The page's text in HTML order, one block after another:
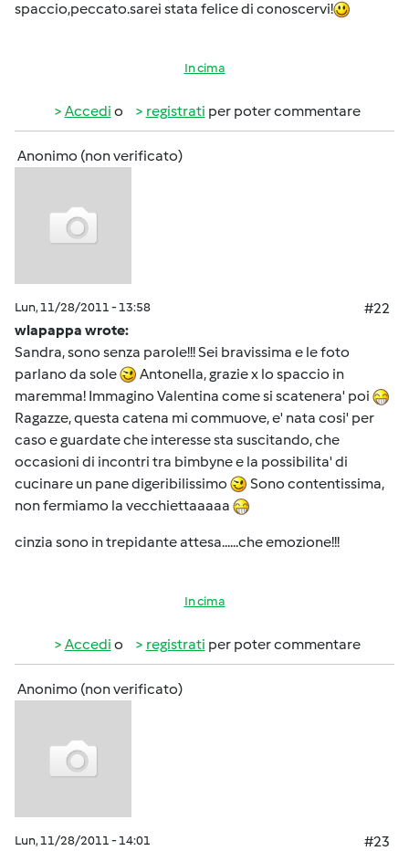
spaccio,peccato.sarei stata felice di conoscervi!
In cima
Accedi o registrati per poter commentare
Anonimo (non verificato)
Lun, 11/28/2011 - 13:58
#22
wlapappa wrote:
Sandra, sono senza parole!!! Sei bravissima e le foto
parlano da sole
Antonella, grazie x lo spaccio in
maremma! Immagino Valentina come si scatenera' poi
Ragazze, questa catena mi commuove, e' nata cosi' per
caso e guardate che interesse sta suscitando, che
occasioni di incontri tra bimbyne e la possibilita' di
cucinare un pane digeribilissimo
Sono contentissima,
non fermiamo la vecchiettaaaaa
cinzia sono in trepidante attesa......che emozione!!!
In cima
Accedi o registrati per poter commentare
Anonimo (non verificato)
Lun, 11/28/2011 - 14:01
#23